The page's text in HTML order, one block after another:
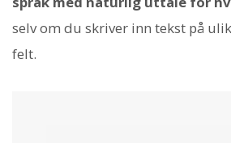
selv om du skriver inn tekst på
felt.